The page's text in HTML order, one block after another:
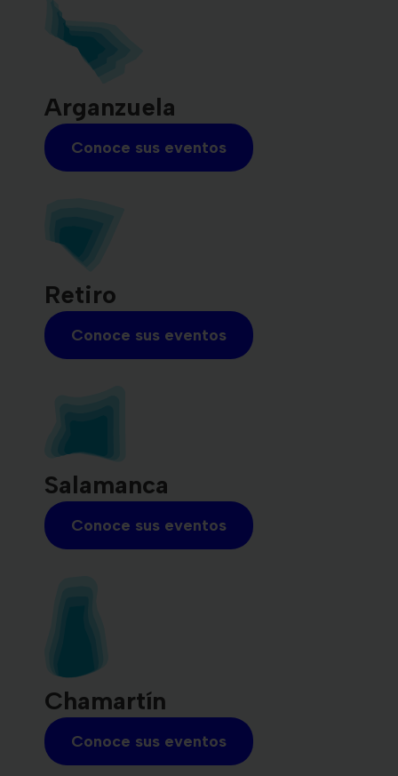
Arganzuela
Conoce sus eventos
Retiro
Conoce sus eventos
Salamanca
Conoce sus eventos
Chamartín
Conoce sus eventos